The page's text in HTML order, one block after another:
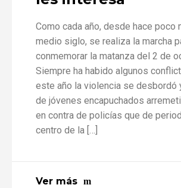
Como cada año, desde hace poco
medio siglo, se realiza la marcha
conmemorar la matanza del 2 de
Siempre ha habido algunos
este año la violencia se desbordó
de jóvenes encapuchados
en contra de policías que de
centro de la […]
Ver más